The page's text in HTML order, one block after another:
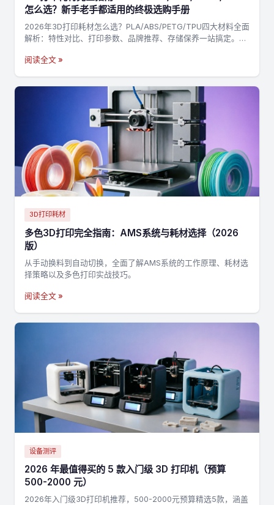
怎么选？新手老手都适用的终极选购手册
2026年3D打印耗材怎么选？PLA/ABS/PETG/TPU四大材料全面
解析：特性对比、打印参数、品牌推荐、存储保养一站搞定。附
阅读全文 »
3D打印耗材
多色3D打印完全指南：AMS系统与耗材选择（2026
版）
从手动换料到自动切换，全面了解AMS系统的工作原理、耗材选
择策略以及多色打印实战技巧。
阅读全文 »
设备测评
2026 年最值得买的 5 款入门级 3D 打印机（预算
500-2000 元）
2026年入门级3D打印机推荐，500-2000元预算精选5款，涵盖